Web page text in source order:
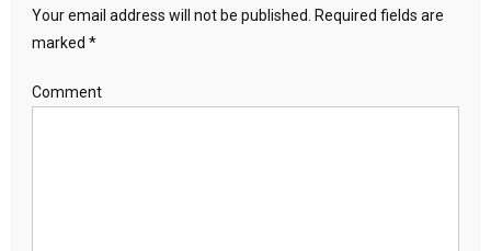
Your email address will not be published.
Required fields are
marked *
Comment